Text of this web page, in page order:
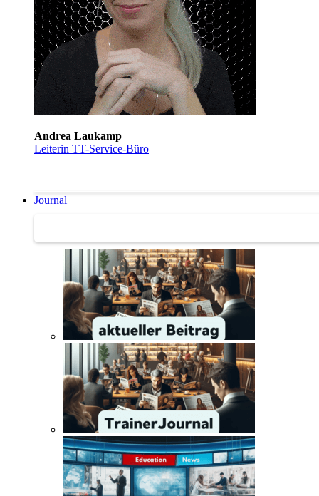
Andrea Laukamp
Leiterin TT-Service-Büro
Journal